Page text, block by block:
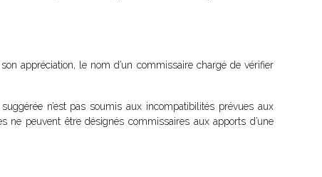
appréciation, le nom d’un commissaire chargé de vérifier
n’est pas soumis aux incompatibilités prévues aux
peuvent être désignés commissaires aux apports d’une